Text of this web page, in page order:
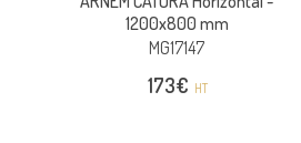
1200x800 mm
MG17147
173€ HT